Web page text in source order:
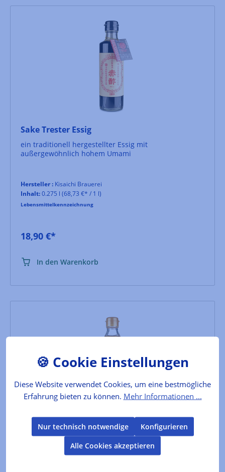
Sake Trester Essig
ein traditionell hergestellter Essig mit
außergewöhnlich hohem Umami
Hersteller : Kisaichi Brauerei
Inhalt:0.275 l (68,73 €* / 1 l)
Lebensmittelkennzeichnung
18,90 €*
In den Warenkorb
Nashi-Birnen Essig
Ein auch in Japan einzigartiger Essig, gebraut mit
100% japanischen Nashi.Liebliche-duftiges Aroma der
Nashi-Birne. Für japanische und westliche Küche
Diese Website verwendet Cookies, um eine bestmögliche
Erfahrung bieten zu können. Mehr Informationen ...
Nur technisch notwendige
Konfigurieren
Alle Cookies akzeptieren